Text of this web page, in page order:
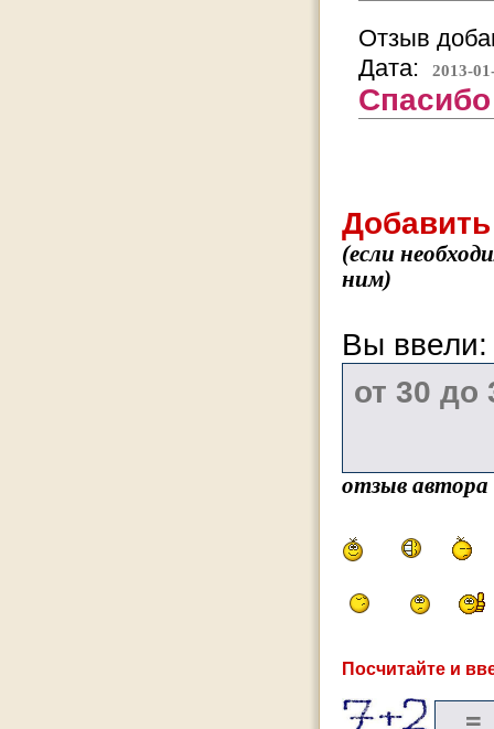
Отзыв
Дата:
2013-
(если
ним)
Вы
отзыв
Посчитайте и